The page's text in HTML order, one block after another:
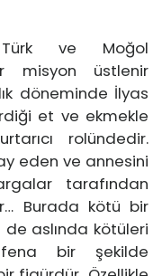
ve Moğol
misyon üstlenir
döneminde İlyas
et ve ekmekle
rolündedir.
eden ve annesini
tarafından
Burada kötü bir
aslında kötüleri
bir şekilde